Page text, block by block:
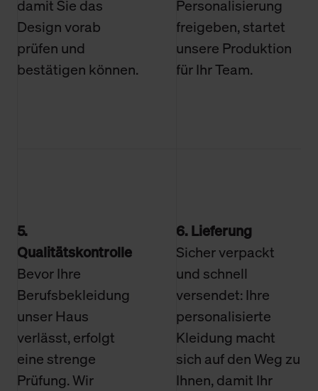
damit Sie das
Design vorab
prüfen und
bestätigen können.
Personalisierung
freigeben, startet
unsere Produktion
für Ihr Team.
5.
Qualitätskontrolle
Bevor Ihre
Berufsbekleidung
unser Haus
verlässt, erfolgt
eine strenge
Prüfung. Wir
6. Lieferung
Sicher verpackt
und schnell
versendet: Ihre
personalisierte
Kleidung macht
sich auf den Weg zu
Ihnen, damit Ihr